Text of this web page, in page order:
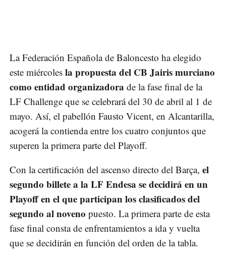
La Federación Española de Baloncesto ha elegido
este miércoles la propuesta del CB Jairis murciano
como entidad organizadora de la fase final de la
LF Challenge que se celebrará del 30 de abril al 1 de
mayo. Así, el pabellón Fausto Vicent, en Alcantarilla,
acogerá la contienda entre los cuatro conjuntos que
superen la primera parte del Playoff.
Con la certificación del ascenso directo del Barça, el
segundo billete a la LF Endesa se decidirá en un
Playoff en el que participan los clasificados del
segundo al noveno puesto. La primera parte de esta
fase final consta de enfrentamientos a ida y vuelta
que se decidirán en función del orden de la tabla.